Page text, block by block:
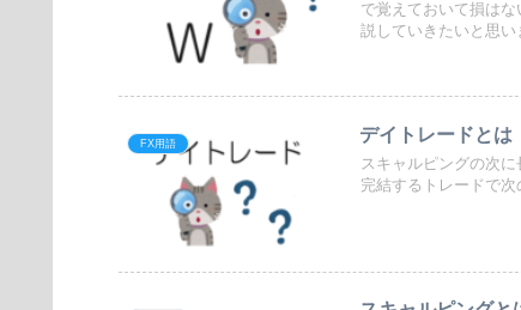
で覚えておいて損はないので是非覚え
説していきたいと思い
FX用語 デイトレードとは
スキャルピングの次に長い
完結するトレードで次